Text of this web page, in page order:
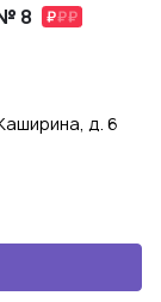
8
д. 6